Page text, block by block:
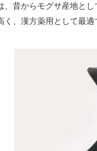
、昔からモグサ産地と
く、漢方薬用として最適